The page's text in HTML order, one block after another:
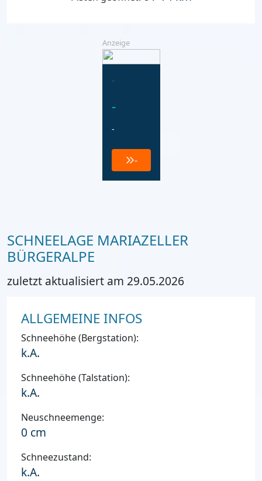
Anzeige
-
-
-
-
SCHNEELAGE MARIAZELLER
BÜRGERALPE
zuletzt aktualisiert am 29.05.2026
ALLGEMEINE INFOS
Schneehöhe (Bergstation):
k.A.
Schneehöhe (Talstation):
k.A.
Neuschneemenge:
0 cm
Schneezustand:
k.A.